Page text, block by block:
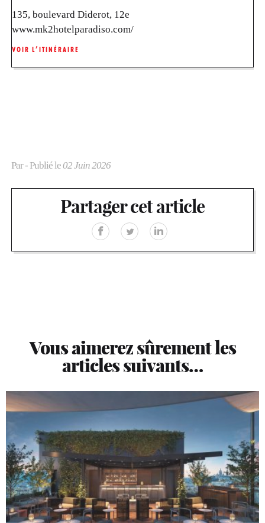
135, boulevard Diderot, 12e
www.mk2hotelparadiso.com/
VOIR L’ITINÉRAIRE
Par- Publié le02 Juin 2026
Partager cet article
Vous aimerez sûrement les
articles suivants…